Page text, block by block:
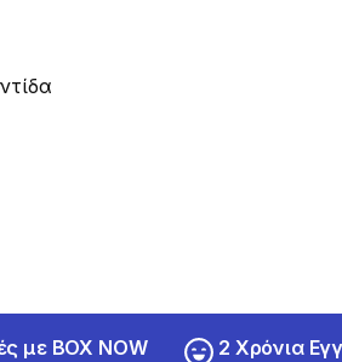
με BOX NOW 2 Χρόνια